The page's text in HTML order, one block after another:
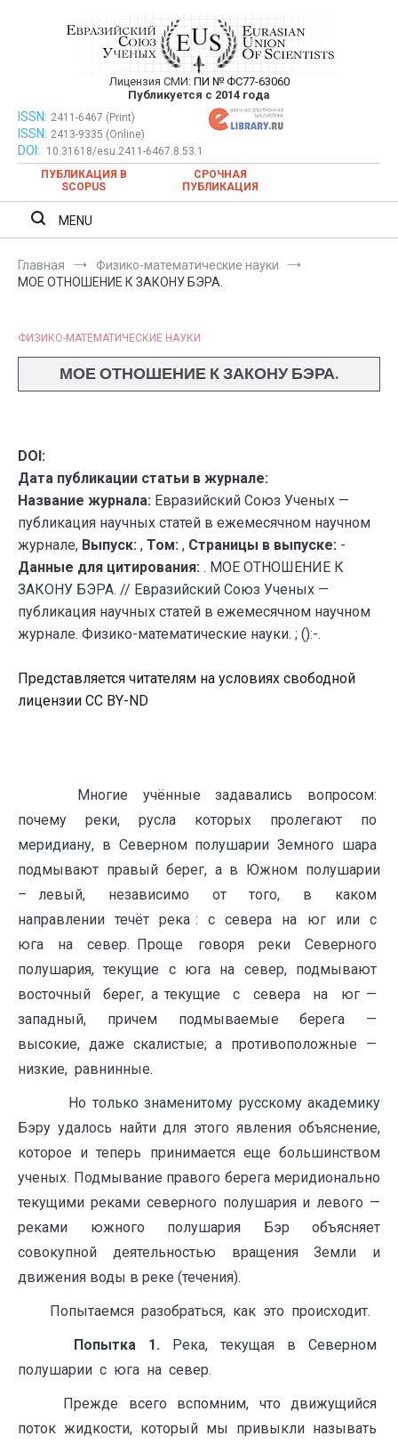
Евразийский Союз Ученых —
публикация научных статей в
ежемесячном научном журнале
Лицензия СМИ: ПИ № ФС77-63060
Публикуется с 2014 года
Евразийский Союз Ученых — публикация научных статей в
ежемесячном научном журнале
ISSN: 2411-6467 (Print)
ISSN: 2413-9335 (Online)
DOI:
10.31618/esu.2411-6467.8.53.1
ПУБЛИКАЦИЯ В
SCOPUS
СРОЧНАЯ
ПУБЛИКАЦИЯ
MENU
Главная
Физико-математические науки
МОЕ ОТНОШЕНИЕ К ЗАКОНУ БЭРА.
ФИЗИКО-МАТЕМАТИЧЕСКИЕ НАУКИ
МОЕ ОТНОШЕНИЕ К ЗАКОНУ БЭРА.
DOI:
Дата публикации статьи в журнале:
Название журнала: Евразийский Союз Ученых —
публикация научных статей в ежемесячном научном
журнале, Выпуск: , Том: , Страницы в выпуске: -
Данные для цитирования: . МОЕ ОТНОШЕНИЕ К
ЗАКОНУ БЭРА. // Евразийский Союз Ученых —
публикация научных статей в ежемесячном научном
журнале. Физико-математические науки. ; ():-.
Представляется читателям на условиях свободной
лицензии CC BY-ND
Многие учённые задавались вопросом:
почему реки, русла которых пролегают по
меридиану, в Северном полушарии Земного шара
подмывают правый берег, а в Южном полушарии
– левый, независимо от того, в каком
направлении течёт река : с севера на юг или с
юга на север. Проще говоря реки Северного
полушария, текущие с юга на север, подмывают
восточный берег, а текущие с севера на юг —
западный, причем подмываемые берега —
высокие, даже скалистые; а противоположные —
низкие, равнинные.
Но только знаменитому русскому академику
Бэру удалось найти для этого явления объяснение,
которое и теперь принимается еще большинством
ученых. Подмывание правого берега меридионально
текущими реками северного полушария и левого —
реками южного полушария Бэр объясняет
совокупной деятельностью вращения Земли и
движения воды в реке (течения).
Попытаемся разобраться, как это происходит.
Попытка 1. Река, текущая в Северном
полушарии с юга на север.
Прежде всего вспомним, что движущийся
поток жидкости, который мы привыкли называть